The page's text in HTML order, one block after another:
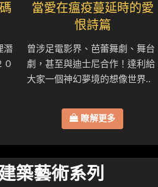
潛
０
當愛在瘟疫蔓延時的愛
恨詩篇
曾涉足電影界、芭蕾舞劇、舞台
劇，甚至與迪士尼合作！達利給
大家一個神幻夢境的想像世界..
瞭解更多
築藝術系列